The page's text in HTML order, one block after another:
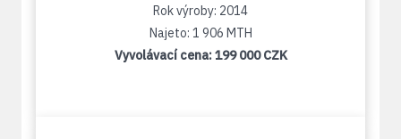
Rok výroby: 2014
Najeto: 1 906 MTH
Vyvolávací cena:199 000 CZK